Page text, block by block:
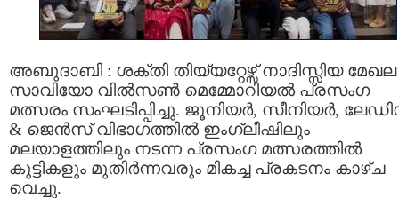
അബുദാബി : ശക്തി തിയ്യറ്റേഴ്സ് നാദിസ്സിയ മേഖല
സാവിയോ വിൽസൺ മെമ്മോറിയൽ പ്രസംഗ
മത്സരം സംഘടിപ്പിച്ചു. ജൂനിയർ, സീനിയർ,
& ജെൻസ് വിഭാഗത്തിൽ ഇംഗ്ലീഷിലും
മലയാളത്തിലും നടന്ന പ്രസംഗ മത്സരത്തിൽ
കുട്ടികളും മുതിർന്നവരും മികച്ച പ്രകടനം കാഴ്ച
വെച്ചു.